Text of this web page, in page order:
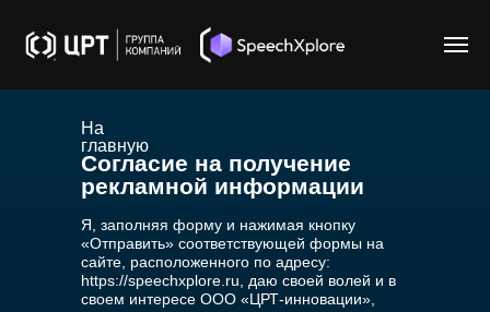
Согласие на получение
рекламной информации
Я, заполняя форму и нажимая кнопку
«Отправить» соответствующей формы на
сайте, расположенного по адресу:
https://speechxplore.ru, даю своей волей и в
своем интересе ООО «ЦРТ-инновации»,
На
главную